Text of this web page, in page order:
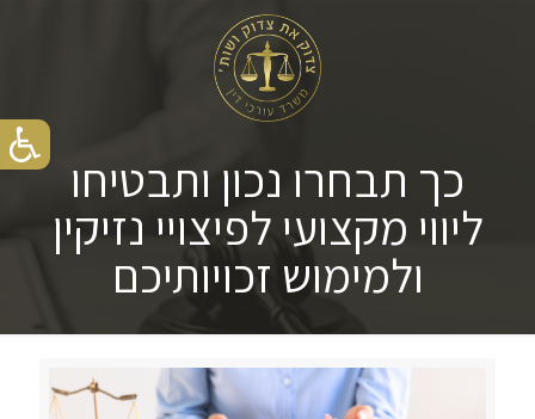
כך תבחרו נכון ותבטיחו
ליווי מקצועי לפיצויי נזיקין
ולמימוש זכויותיכם